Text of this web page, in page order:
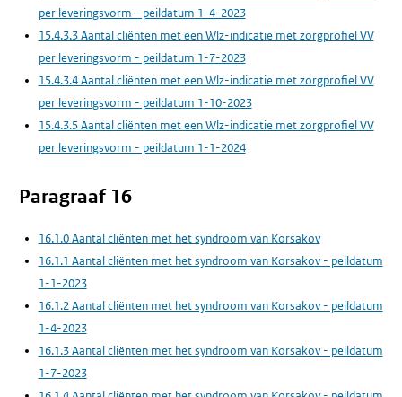
per leveringsvorm - peildatum 1-4-2023
15.4.3.3 Aantal cliënten met een Wlz-indicatie met zorgprofiel VV
per leveringsvorm - peildatum 1-7-2023
15.4.3.4 Aantal cliënten met een Wlz-indicatie met zorgprofiel VV
per leveringsvorm - peildatum 1-10-2023
15.4.3.5 Aantal cliënten met een Wlz-indicatie met zorgprofiel VV
per leveringsvorm - peildatum 1-1-2024
Paragraaf 16
16.1.0 Aantal cliënten met het syndroom van Korsakov
16.1.1 Aantal cliënten met het syndroom van Korsakov - peildatum
1-1-2023
16.1.2 Aantal cliënten met het syndroom van Korsakov - peildatum
1-4-2023
16.1.3 Aantal cliënten met het syndroom van Korsakov - peildatum
1-7-2023